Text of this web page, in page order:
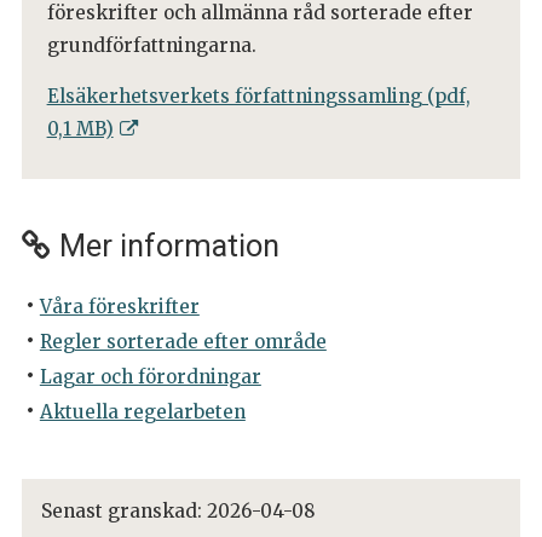
föreskrifter och allmänna råd sorterade efter
grundförfattningarna.
Elsäkerhetsverkets författningssamling (pdf,
0,1 MB)
Mer information
Våra föreskrifter
Regler sorterade efter område
Lagar och förordningar
Aktuella regelarbeten
Senast granskad: 2026-04-08